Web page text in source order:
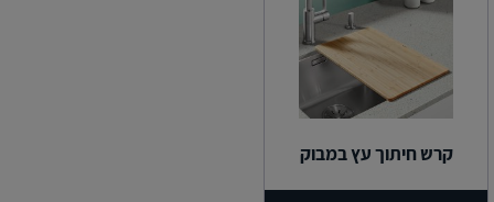
קרש חיתוך עץ במבוק